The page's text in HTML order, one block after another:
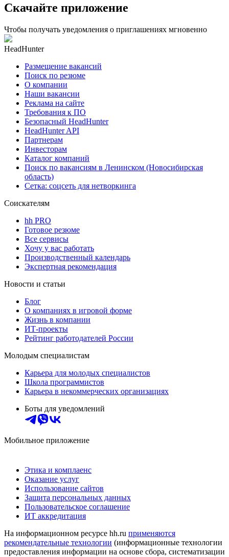
Скачайте приложение
Чтобы получать уведомления о приглашениях мгновенно
HeadHunter
Размещение вакансий
Поиск по резюме
О компании
Наши вакансии
Реклама на сайте
Требования к ПО
Безопасный HeadHunter
HeadHunter API
Партнерам
Инвесторам
Каталог компаний
Поиск по вакансиям в Ленинском (Новосибирская
область)
Сетка: соцсеть для нетворкинга
Соискателям
hh PRO
Готовое резюме
Все сервисы
Хочу у вас работать
Производственный календарь
Экспертная рекомендация
Новости и статьи
Блог
О компаниях в игровой форме
Жизнь в компании
ИТ-проекты
Рейтинг работодателей России
Молодым специалистам
Карьера для молодых специалистов
Школа программистов
Карьера в некоммерческих организациях
Боты для уведомлений
Мобильное приложение
Этика и комплаенс
Оказание услуг
Использование сайтов
Защита персональных данных
Пользовательское соглашение
ИТ аккредитация
На информационном ресурсе hh.ru применяются
рекомендательные технологии (информационные технологии
предоставления информации на основе сбора, систематизации